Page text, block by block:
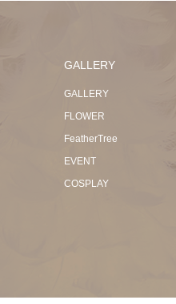
GALLERY
GALLERY
FLOWER
FeatherTree
EVENT
COSPLAY